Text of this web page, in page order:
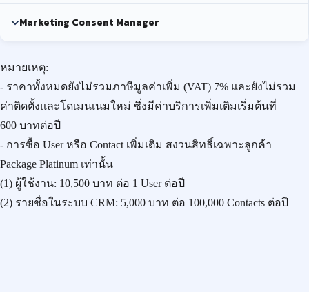
Marketing Consent Manager
หมายเหตุ:
- ราคาทั้งหมดยังไม่รวมภาษีมูลค่าเพิ่ม (VAT) 7% และยังไม่รวม
ค่าติดตั้งและโดเมนเนมใหม่ ซึ่งมีค่าบริการเพิ่มเติมเริ่มต้นที่
600 บาทต่อปี
- การซื้อ User หรือ Contact เพิ่มเติม สงวนสิทธิ์เฉพาะลูกค้า
Package Platinum เท่านั้น
(1) ผู้ใช้งาน: 10,500 บาท ต่อ 1 User ต่อปี
(2) รายชื่อในระบบ CRM: 5,000 บาท ต่อ 100,000 Contacts ต่อปี